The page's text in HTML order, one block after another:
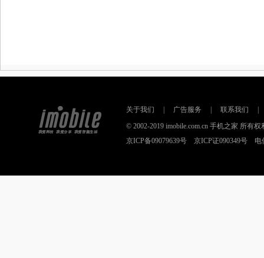
关于我们 广告服务 联系我们
© 2002-2019 imobile.com.cn 手机之家 所有
京ICP备09079639号 京ICP证090349号 电